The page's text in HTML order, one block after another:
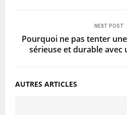
NEXT POST
Pourquoi ne pas tenter
sérieuse et durable avec
AUTRES ARTICLES